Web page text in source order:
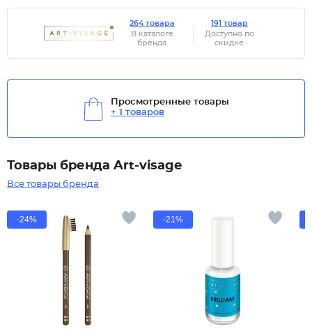
264 товара
В каталоге
бренда
191 товар
Доступно по
скидке
Просмотренные товары
+ 1 товаров
Товары бренда Art-visage
Все товары бренда
-24% -21%